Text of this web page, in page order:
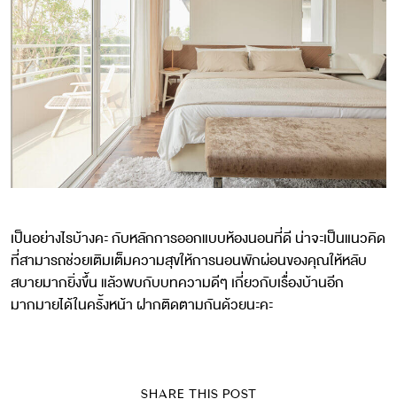
เป็นอย่างไรบ้างคะ กับหลักการออกแบบห้องนอนที่ดี น่าจะเป็นแนวคิด
ที่สามารถช่วยเติมเต็มความสุขให้การนอนพักผ่อนของคุณให้หลับ
สบายมากยิ่งขึ้น แล้วพบกับบทความดีๆ เกี่ยวกับเรื่องบ้านอีก
มากมายได้ในครั้งหน้า ฝากติดตามกันด้วยนะคะ
SHARE THIS POST